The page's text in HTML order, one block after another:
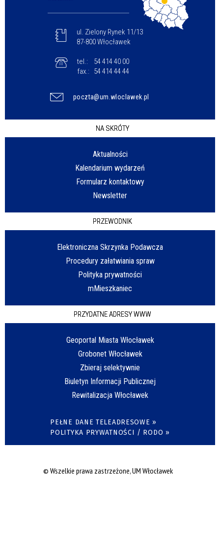
ul. Zielony Rynek 11/13
87-800 Włocławek
tel.:
54 414 40 00
fax.:
54 414 44 44
poczta@um.wloclawek.pl
NA SKRÓTY
Aktualności
Kalendarium wydarzeń
Formularz kontaktowy
Newsletter
PRZEWODNIK
Elektroniczna Skrzynka Podawcza
Procedury załatwiania spraw
Polityka prywatności
mMieszkaniec
PRZYDATNE ADRESY WWW
Geoportal Miasta Włocławek
Grobonet Włocławek
Zbieraj selektywnie
Biuletyn Informacji Publicznej
Rewitalizacja Włocławek
PEŁNE DANE TELEADRESOWE »
POLITYKA PRYWATNOŚCI / RODO »
© Wszelkie prawa zastrzeżone, UM Włocławek